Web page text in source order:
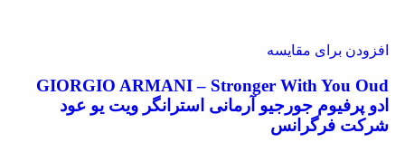
افزودن برای مقایسه
GIORGIO ARMANI – Stronger With You Oud
ادو پرفیوم جورجیو آرمانی استرانگر ویت یو عود
شرکت فرگرانس